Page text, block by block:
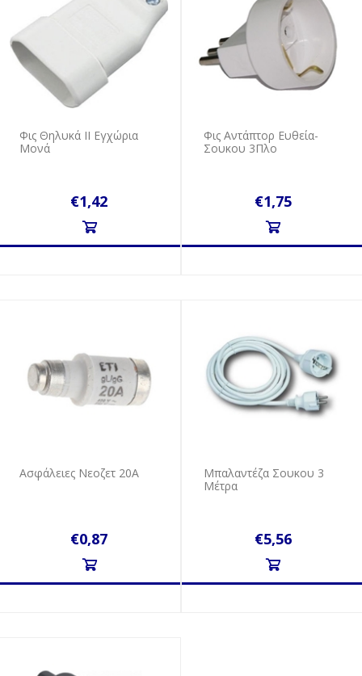
Φις Θηλυκά ΙΙ Εγχώρια
Μονά
€1,42
Φις Αντάπτορ Ευθεία-
Σουκου 3Πλο
€1,75
Ασφάλειες Νεοζετ 20Α
€0,87
Μπαλαντέζα Σουκου 3
Μέτρα
€5,56